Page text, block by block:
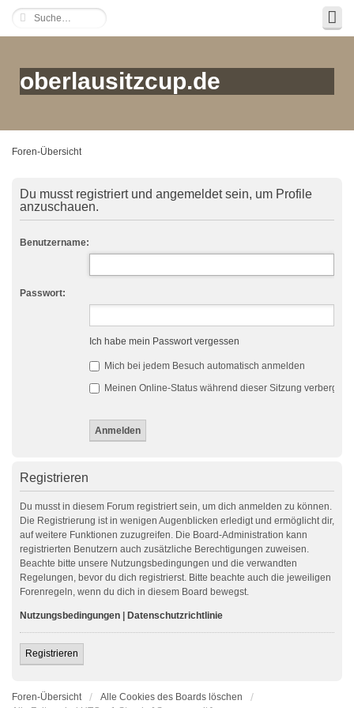
oberlausitzcup.de
Foren-Übersicht
Du musst registriert und angemeldet sein, um Profile
anzuschauen.
Benutzername:
Passwort:
Ich habe mein Passwort vergessen
Mich bei jedem Besuch automatisch anmelden
Meinen Online-Status während dieser Sitzung verbergen
Registrieren
Du musst in diesem Forum registriert sein, um dich anmelden zu können.
Die Registrierung ist in wenigen Augenblicken erledigt und ermöglicht dir,
auf weitere Funktionen zuzugreifen. Die Board-Administration kann
registrierten Benutzern auch zusätzliche Berechtigungen zuweisen.
Beachte bitte unsere Nutzungsbedingungen und die verwandten
Regelungen, bevor du dich registrierst. Bitte beachte auch die jeweiligen
Forenregeln, wenn du dich in diesem Board bewegst.
Nutzungsbedingungen Datenschutzrichtlinie
Registrieren
Foren-Übersicht
Alle Cookies des Boards löschen